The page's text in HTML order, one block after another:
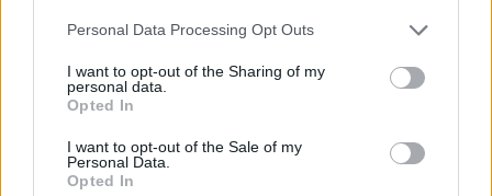
Personal Data Processing Opt Outs
I want to opt-out of the Sharing of my
personal data.
Opted In
I want to opt-out of the Sale of my
Personal Data.
Opted In
Festa das Flores 2026